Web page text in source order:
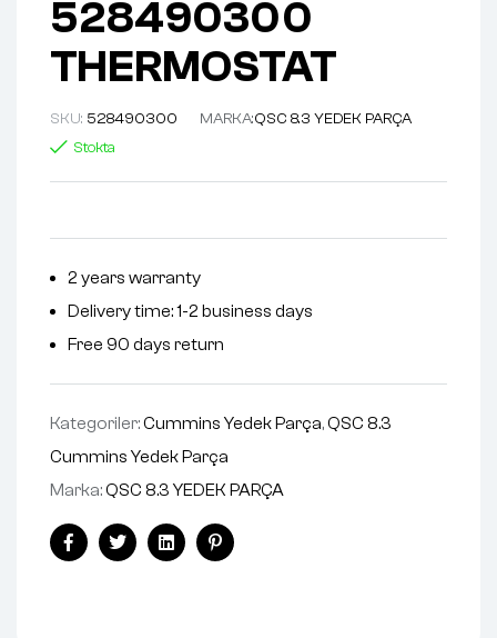
528490300
THERMOSTAT
SKU: 528490300 MARKA:QSC 8.3 YEDEK PARÇA
Stokta
2 years warranty
Delivery time: 1-2 business days
Free 90 days return
Kategoriler:Cummins Yedek Parça,QSC 8.3
Cummins Yedek Parça
Marka:QSC 8.3 YEDEK PARÇA
FacebookTwitterLinkedinPinterest